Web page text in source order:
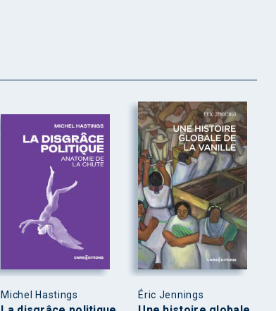
Michel Hastings Éric Jennings